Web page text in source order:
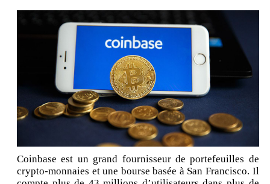
Coinbase est un grand fournisseur de portefeuilles de
crypto-monnaies et une bourse basée à San Francisco. Il